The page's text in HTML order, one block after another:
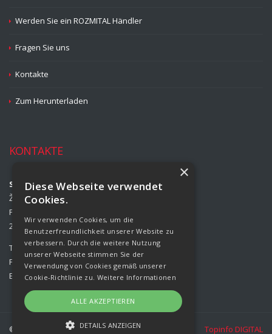
Werden Sie ein ROZMITAL Händler
Fragen Sie uns
Kontakte
Zum Herunterladen
KONTAKTE
Strojírny Rožmitál, s.r.o.
Žižkova 708
Příbram II
261 01 Příbram
Tel.:
00420 318 427 321
Fax:
00420 318 427 314
E-mail:
info@rozmital.com
© Copyright Strojírny Rožmitál, s.r.o. Topinfo DIGITAL
×
Diese Webseite verwendet
Cookies.
Wir verwenden Cookies, um die
Benutzerfreundlichkeit unserer Website zu
verbessern. Durch die weitere Nutzung
unserer Webseite stimmen Sie der
Verwendung von Cookies gemäß unserer
Cookie-Richtlinie zu. Weitere Informationen
ALLE AKZEPTIEREN
DETAILS ANZEIGEN